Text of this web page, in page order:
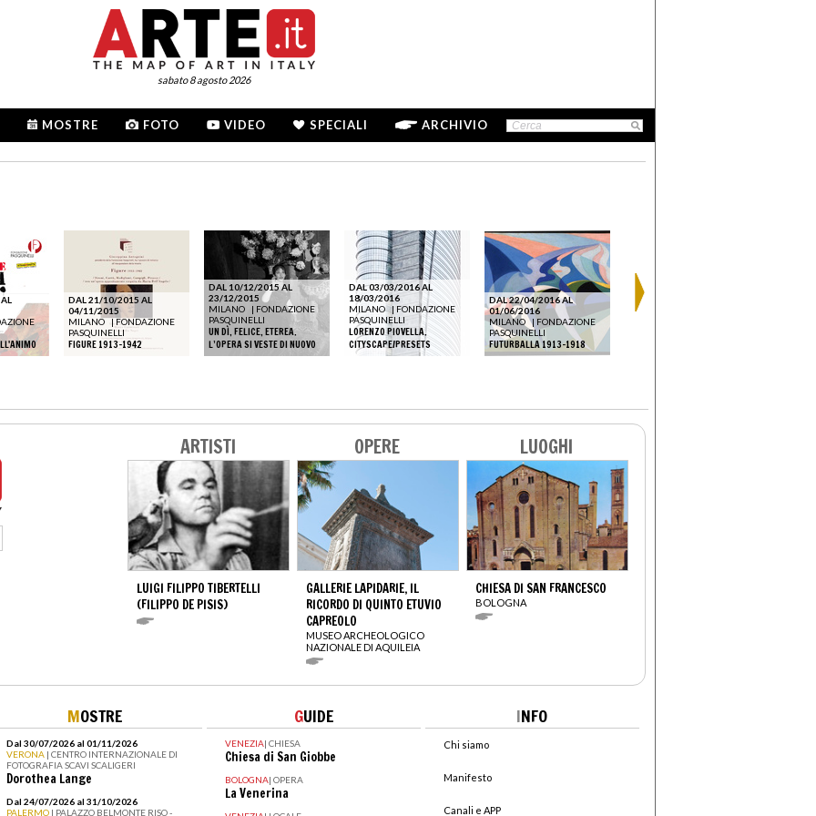
sabato 8 agosto 2026
MOSTRE FOTO VIDEO SPECIALI ARCHIVIO
DAL 21/10/2015 AL
04/11/2015
MILANO
| FONDAZIONE
PASQUINELLI
FIGURE 1913-1942
DAL 10/12/2015 AL
23/12/2015
MILANO
| FONDAZIONE
PASQUINELLI
UN DÌ, FELICE, ETEREA.
L’OPERA SI VESTE DI NUOVO
DAL 03/03/2016 AL
18/03/2016
MILANO
| FONDAZIONE
PASQUINELLI
LORENZO PIOVELLA.
CITYSCAPE/PRESETS
DAL 22/04/2016 AL
01/06/2016
MILANO | FONDAZIONE
PASQUINELLI
FUTURBALLA 1913-1918
DAL 21/10/2016 AL
03/12/2016
MILANO
ARTISTI
LUIGI FILIPPO TIBERTELLI
(FILIPPO DE PISIS)
OPERE
GALLERIE LAPIDARIE, IL
RICORDO DI QUINTO ETUVIO
CAPREOLO
MUSEO ARCHEOLOGICO
NAZIONALE DI AQUILEIA
LUOGHI
CHIESA DI SAN FRANCESCO
BOLOGNA
MOSTRE
Dal 30/07/2026 al 01/11/2026
VERONA | CENTRO INTERNAZIONALE DI
FOTOGRAFIA SCAVI SCALIGERI
Dorothea Lange
Dal 24/07/2026 al 31/10/2026
PALERMO | PALAZZO BELMONTE RISO -
GUIDE
VENEZIA| CHIESA
Chiesa di San Giobbe
BOLOGNA| OPERA
La Venerina
INFO
Chi siamo
Manifesto
Canali e APP